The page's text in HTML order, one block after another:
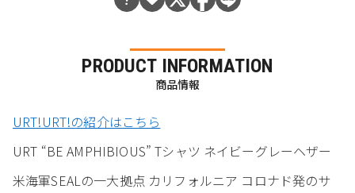
PRODUCT INFORMATION
商品情報
URT!URT!の紹介はこちら
URT “BE AMPHIBIOUS” Tシャツ ネイビーグレーヘザー
米海軍SEALの一大拠点 カリフォルニア コロナド発のサ